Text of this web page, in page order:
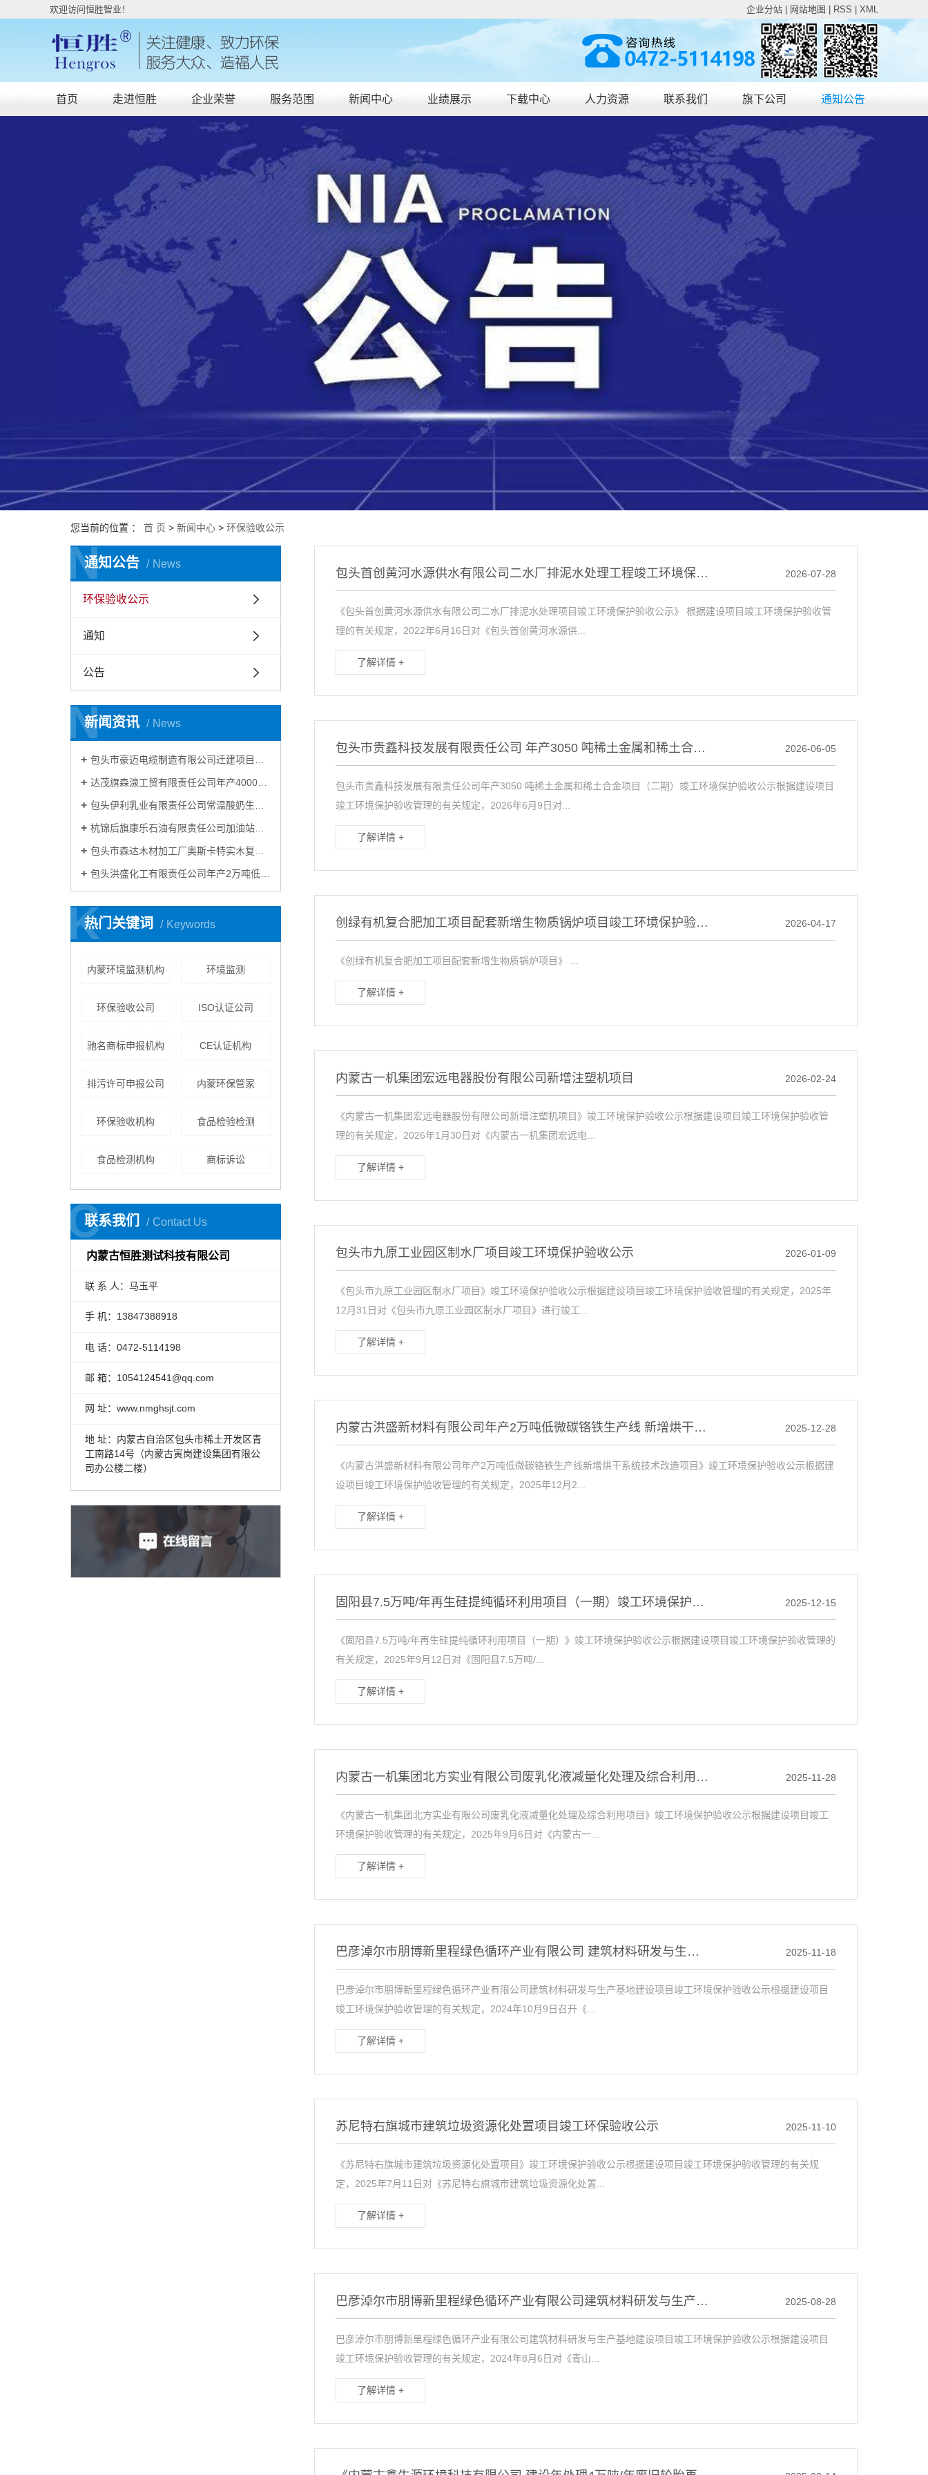
欢迎访问恒胜智业！ 企业分站 网站地图 RSS XML
首页 走进恒胜 企业荣誉 服务范围 新闻中心 业绩展示 下载中心 人力资源 联系我们 旗下公司 通知公告
您当前的位置 ： 首 页 > 新闻中心 > 环保验收公示
通知公告 News
N
N
环保验收公示
通知
公告
新闻资讯 News
N
N
包头市豪迈电缆制造有限公司迁建项目竣工 环境保护验收公示
达茂旗森湶工贸有限责任公司年产40000m³混凝土搅拌站建设项目竣工环境保护验收公示
包头伊利乳业有限责任公司常温酸奶生产线技术升级改造项目竣工环境保护验收公示
杭锦后旗康乐石油有限责任公司加油站建设项目 竣工环境保护验收公示
包头市森达木材加工厂奥斯卡特实木复合套装门建设项目竣工环境保护验收公示
包头洪盛化工有限责任公司年产2万吨低微碳铬铁技术改造项目竣工环境保护验收公示
热门关键词 Keywords
K
K
内蒙环境监测机构 环境监测
环保验收公司 ISO认证公司
驰名商标申报机构 CE认证机构
排污许可申报公司 内蒙环保管家
环保验收机构 食品检验检测
食品检测机构 商标诉讼
联系我们 Contact Us
C
C
内蒙古恒胜测试科技有限公司
联 系 人：马玉平
手 机：13847388918
电 话：0472-5114198
邮 箱：1054124541@qq.com
网 址：www.nmghsjt.com
地 址：内蒙古自治区包头市稀土开发区青
工南路14号（内蒙古寅岗建设集团有限公
司办公楼二楼）
包头首创黄河水源供水有限公司二水厂排泥水处理工程竣工环境保护验收监测报告表 2026-07-28
《包头首创黄河水源供水有限公司二水厂排泥水处理项目竣工环境保护验收公示》 根据建设项目竣工环境保护验收管
理的有关规定，2022年6月16日对《包头首创黄河水源供...
了解详情 +
包头市贵鑫科技发展有限责任公司 年产3050 吨稀土金属和稀土合金项目（二期） 竣工环境保护验收公示 2026-06-05
包头市贵鑫科技发展有限责任公司年产3050 吨稀土金属和稀土合金项目（二期）竣工环境保护验收公示根据建设项目
竣工环境保护验收管理的有关规定，2026年6月9日对...
了解详情 +
创绿有机复合肥加工项目配套新增生物质锅炉项目竣工环境保护验收监测报告表 2026-04-17
《创绿有机复合肥加工项目配套新增生物质锅炉项目》 ...
了解详情 +
内蒙古一机集团宏远电器股份有限公司新增注塑机项目 2026-02-24
《内蒙古一机集团宏远电器股份有限公司新增注塑机项目》竣工环境保护验收公示根据建设项目竣工环境保护验收管
理的有关规定，2026年1月30日对《内蒙古一机集团宏远电...
了解详情 +
包头市九原工业园区制水厂项目竣工环境保护验收公示 2026-01-09
《包头市九原工业园区制水厂项目》竣工环境保护验收公示根据建设项目竣工环境保护验收管理的有关规定，2025年
12月31日对《包头市九原工业园区制水厂项目》进行竣工...
了解详情 +
内蒙古洪盛新材料有限公司年产2万吨低微碳铬铁生产线 新增烘干系统技术改造项目竣工环境保护验收公示 2025-12-28
《内蒙古洪盛新材料有限公司年产2万吨低微碳铬铁生产线新增烘干系统技术改造项目》竣工环境保护验收公示根据建
设项目竣工环境保护验收管理的有关规定，2025年12月2...
了解详情 +
固阳县7.5万吨/年再生硅提纯循环利用项目（一期）竣工环境保护验收公示 2025-12-15
《固阳县7.5万吨/年再生硅提纯循环利用项目（一期）》竣工环境保护验收公示根据建设项目竣工环境保护验收管理的
有关规定，2025年9月12日对《固阳县7.5万吨/...
了解详情 +
内蒙古一机集团北方实业有限公司废乳化液减量化处理及综合利用项目竣工环境保护验收公示 2025-11-28
《内蒙古一机集团北方实业有限公司废乳化液减量化处理及综合利用项目》竣工环境保护验收公示根据建设项目竣工
环境保护验收管理的有关规定，2025年9月6日对《内蒙古一...
了解详情 +
巴彦淖尔市朋博新里程绿色循环产业有限公司 建筑材料研发与生产基地建设项目 竣工环境保护验收公示 2025-11-18
巴彦淖尔市朋博新里程绿色循环产业有限公司建筑材料研发与生产基地建设项目竣工环境保护验收公示根据建设项目
竣工环境保护验收管理的有关规定，2024年10月9日召开《...
了解详情 +
苏尼特右旗城市建筑垃圾资源化处置项目竣工环保验收公示 2025-11-10
《苏尼特右旗城市建筑垃圾资源化处置项目》竣工环境保护验收公示根据建设项目竣工环境保护验收管理的有关规
定，2025年7月11日对《苏尼特右旗城市建筑垃圾资源化处置...
了解详情 +
巴彦淖尔市朋博新里程绿色循环产业有限公司建筑材料研发与生产基地建设项目竣工环境保护验收公示 2025-08-28
巴彦淖尔市朋博新里程绿色循环产业有限公司建筑材料研发与生产基地建设项目竣工环境保护验收公示根据建设项目
竣工环境保护验收管理的有关规定，2024年8月6日对《青山...
了解详情 +